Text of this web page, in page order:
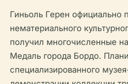
Гиньоль Герен официально
нематериального
получил многочисленные
Медаль города Бордо.
специализированного